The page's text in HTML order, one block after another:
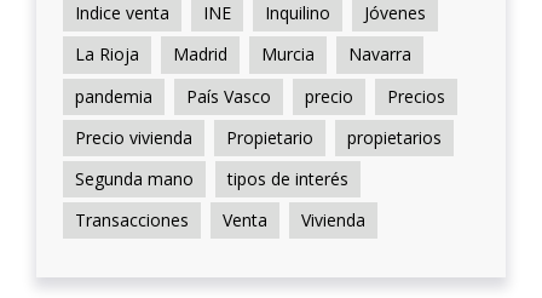
Indice venta
INE Inquilino
Jóvenes
La Rioja
Madrid Murcia
Navarra
pandemia
País Vasco precio
Precios
Precio vivienda
Propietario
propietarios
Segunda mano
tipos de interés
Transacciones
Venta Vivienda